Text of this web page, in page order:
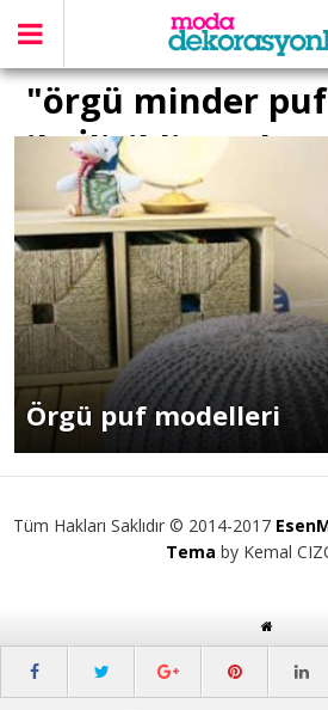
"örgü minder
ile İlişikli yazılar
Örgü puf modelleri
Tüm Hakları Saklıdır © 2014-2017
Tema by Kemal